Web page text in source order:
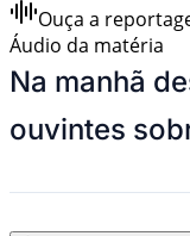
Ouça a
Áudio da matéria
Na manhã
ouvintes